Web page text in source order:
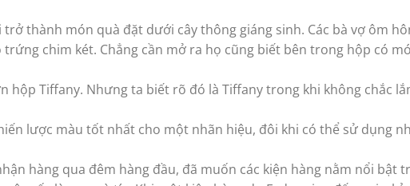
thành món quà đặt dưới cây thông giáng sinh. Các bà vợ ôm
chim két. Chẳng cần mở ra họ cũng biết bên trong hộp có
hộp Tiffany. Nhưng ta biết rõ đó là Tiffany trong khi không chắc
lược màu tốt nhất cho một nhãn hiệu, đôi khi có thể sử dụng
hàng qua đêm hàng đầu, đã muốn các kiện hàng nằm nổi bật